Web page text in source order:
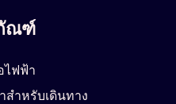
ณฑ์
ไฟฟ้า
สำหรับเดินทาง